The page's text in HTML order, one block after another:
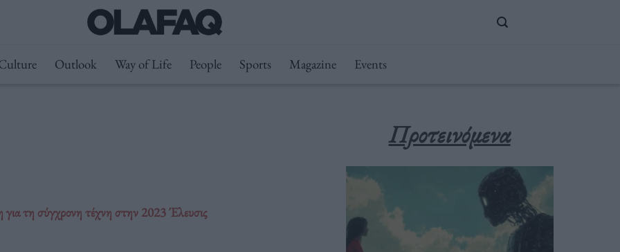
Outlook Way of Life People Sports Magazine Events
τη σύγχρονη τέχνη στην 2023 Έλευσις
Προτεινόμενα